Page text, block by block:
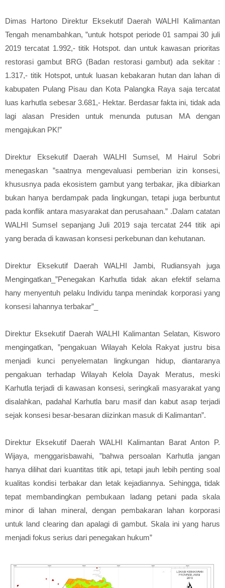
Dimas Hartono Direktur Eksekutif Daerah WALHI Kalimantan
Tengah menambahkan, ”untuk hotspot periode 01 sampai 30 juli
2019 tercatat 1.992,- titik Hotspot. dan untuk kawasan prioritas
restorasi gambut BRG (Badan restorasi gambut) ada sekitar :
1.317,- titik Hotspot, untuk luasan kebakaran hutan dan lahan di
kabupaten Pulang Pisau dan Kota Palangka Raya saja tercatat
luas karhutla sebesar 3.681,- Hektar. Berdasar fakta ini, tidak ada
lagi alasan Presiden untuk menunda putusan MA dengan
mengajukan PK!”
Direktur Eksekutif Daerah WALHI Sumsel, M Hairul Sobri
menegaskan ”saatnya mengevaluasi pemberian izin konsesi,
khususnya pada ekosistem gambut yang terbakar, jika dibiarkan
bukan hanya berdampak pada lingkungan, tetapi juga berbuntut
pada konflik antara masyarakat dan perusahaan.” .Dalam catatan
WALHI Sumsel sepanjang Juli 2019 saja tercatat 244 titik api
yang berada di kawasan konsesi perkebunan dan kehutanan.
Direktur Eksekutif Daerah WALHI Jambi, Rudiansyah juga
Mengingatkan_”Penegakan Karhutla tidak akan efektif selama
hany menyentuh pelaku Individu tanpa menindak korporasi yang
konsesi lahannya terbakar”_
Direktur Eksekutif Daerah WALHI Kalimantan Selatan, Kisworo
mengingatkan, ”pengakuan Wilayah Kelola Rakyat justru bisa
menjadi kunci penyelematan lingkungan hidup, diantaranya
pengakuan terhadap Wilayah Kelola Dayak Meratus, meski
Karhutla terjadi di kawasan konsesi, seringkali masyarakat yang
disalahkan, padahal Karhutla baru masif dan kabut asap terjadi
sejak konsesi besar-besaran diizinkan masuk di Kalimantan”.
Direktur Eksekutif Daerah WALHI Kalimantan Barat Anton P.
Wijaya, menggarisbawahi, ”bahwa persoalan Karhutla jangan
hanya dilihat dari kuantitas titik api, tetapi jauh lebih penting soal
kualitas kondisi terbakar dan letak kejadiannya. Sehingga, tidak
tepat membandingkan pembukaan ladang petani pada skala
minor di lahan mineral, dengan pembakaran lahan korporasi
untuk land clearing dan apalagi di gambut. Skala ini yang harus
menjadi fokus serius dari penegakan hukum”